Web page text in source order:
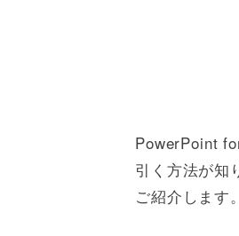
PowerPoint
引く方法が知
ご紹介します。